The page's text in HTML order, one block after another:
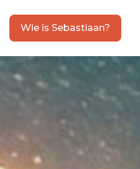
Wie is Sebastiaan?